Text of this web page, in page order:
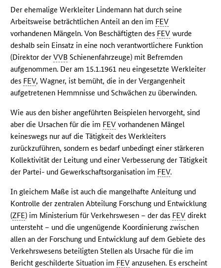
Der ehemalige Werkleiter Lindemann hat durch seine
Arbeitsweise beträchtlichen Anteil an den im FEV
vorhandenen Mängeln. Von Beschäftigten des FEV wurde
deshalb sein Einsatz in eine noch verantwortlichere Funktion
(Direktor derVVB Schienenfahrzeuge) mit Befremden
aufgenommen. Der am 15.1.1961 neu eingesetzte Werkleiter
des FEV, Wagner, ist bemüht, die in der Vergangenheit
aufgetretenen Hemmnisse und Schwächen zu überwinden.
Wie aus den bisher angeführten Beispielen hervorgeht, sind
aber die Ursachen für die im FEV vorhandenen Mängel
keineswegs nur auf die Tätigkeit des Werkleiters
zurückzuführen, sondern es bedarf unbedingt einer stärkeren
Kollektivität der Leitung und einer Verbesserung der Tätigkeit
der Partei- und Gewerkschaftsorganisation im FEV.
In gleichem Maße ist auch die mangelhafte Anleitung und
Kontrolle der zentralen Abteilung Forschung und Entwicklung
(ZFE) im Ministerium für Verkehrswesen – der das FEV direkt
untersteht – und die ungenügende Koordinierung zwischen
allen an der Forschung und Entwicklung auf dem Gebiete des
Verkehrswesens beteiligten Stellen als Ursache für die im
Bericht geschilderte Situation im FEV anzusehen. Es erscheint